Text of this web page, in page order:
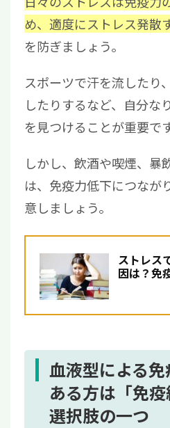
め、適度にストレス発散
を防ぎましょう。
スポーツで汗を流したり
したりするなど、自分な
を見つけることが重要です
しかし、飲酒や喫煙、暴
は、免疫力低下につなが
意しましょう。
ストレス
因は？免
血液型による
ある方は「免
選択肢の一つ